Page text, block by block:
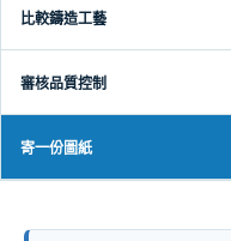
比較鑄造工藝
審核品質控制
寄一份圖紙